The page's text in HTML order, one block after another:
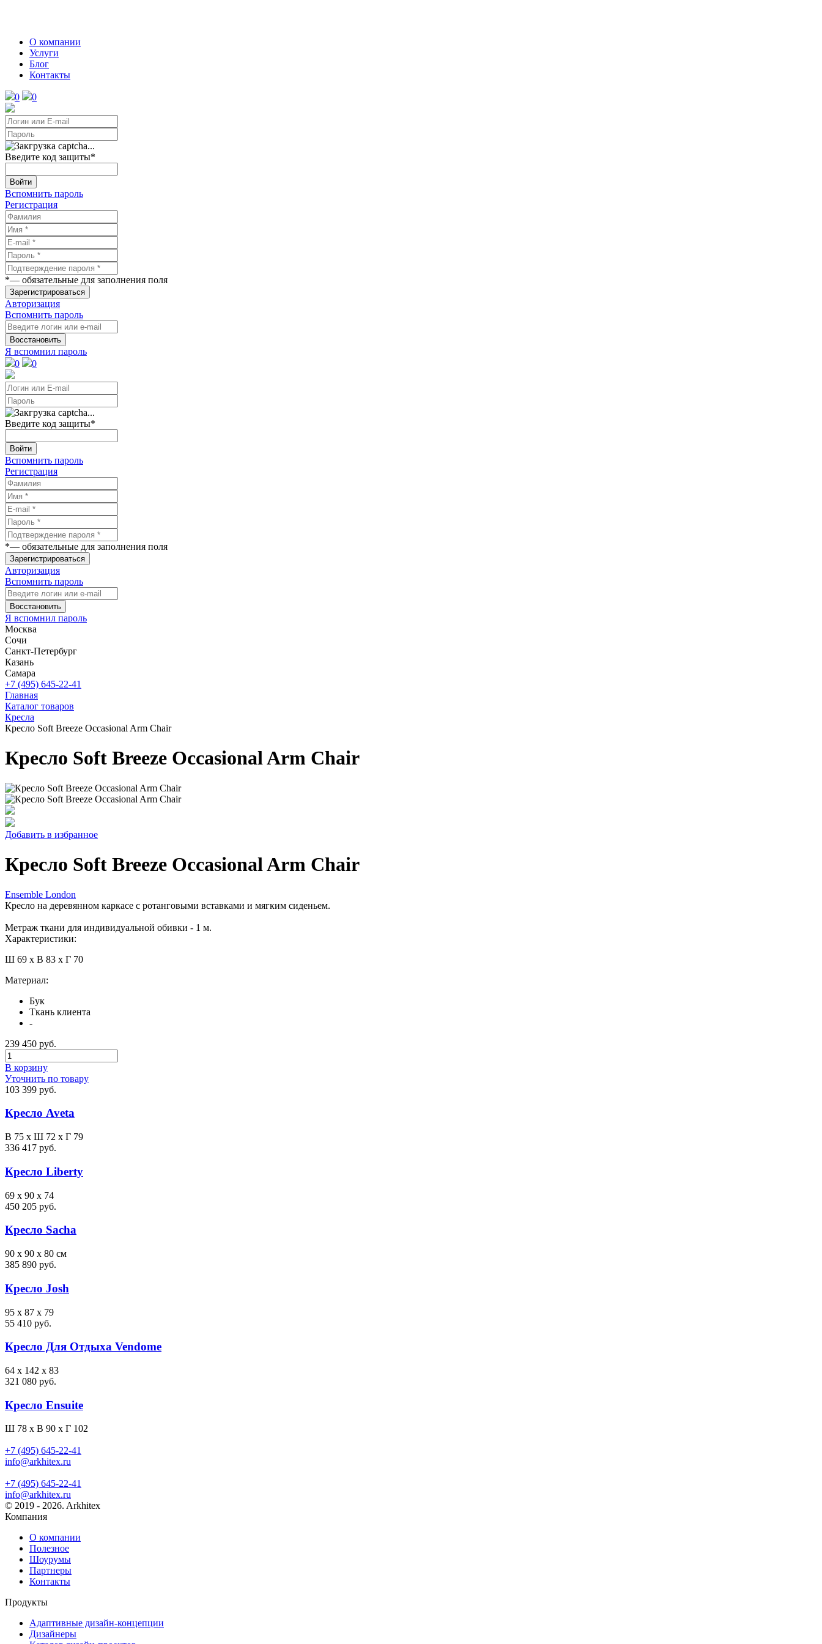
О компании
Услуги
Блог
Контакты
0 0
Введите код защиты*
Войти
Вспомнить пароль
Регистрация
*— обязательные для заполнения поля
Зарегистрироваться
Авторизация
Вспомнить пароль
Восстановить
Я вспомнил пароль
0
0
Введите код защиты*
Войти
Вспомнить пароль
Регистрация
*— обязательные для заполнения поля
Зарегистрироваться
Авторизация
Вспомнить пароль
Восстановить
Я вспомнил пароль
Москва
Сочи
Санкт-Петербург
Казань
Самара
+7 (495) 645-22-41
Главная
Каталог товаров
Кресла
Кресло Soft Breeze Occasional Arm Chair
Кресло Soft Breeze Occasional Arm Chair
Добавить в избранное
Кресло Soft Breeze Occasional Arm Chair
Ensemble London
Кресло на деревянном каркасе с ротанговыми вставками и мягким сиденьем.
Метраж ткани для индивидуальной обивки - 1 м.
Характеристики:
Ш 69 x В 83 x Г 70
Материал:
Бук
Ткань клиента
-
239 450 руб.
В корзину
Уточнить по товару
103 399 руб.
Кресло Aveta
В 75 х Ш 72 х Г 79
336 417 руб.
Кресло Liberty
69 x 90 x 74
450 205 руб.
Кресло Sacha
90 x 90 x 80 см
385 890 руб.
Кресло Josh
95 x 87 x 79
55 410 руб.
Кресло Для Отдыха Vendome
64 x 142 x 83
321 080 руб.
Кресло Ensuite
Ш 78 x В 90 x Г 102
+7 (495) 645-22-41
info@arkhitex.ru
+7 (495) 645-22-41
info@arkhitex.ru
© 2019 - 2026. Arkhitex
Компания
О компании
Полезное
Шоурумы
Партнеры
Контакты
Продукты
Адаптивные дизайн-концепции
Дизайнеры